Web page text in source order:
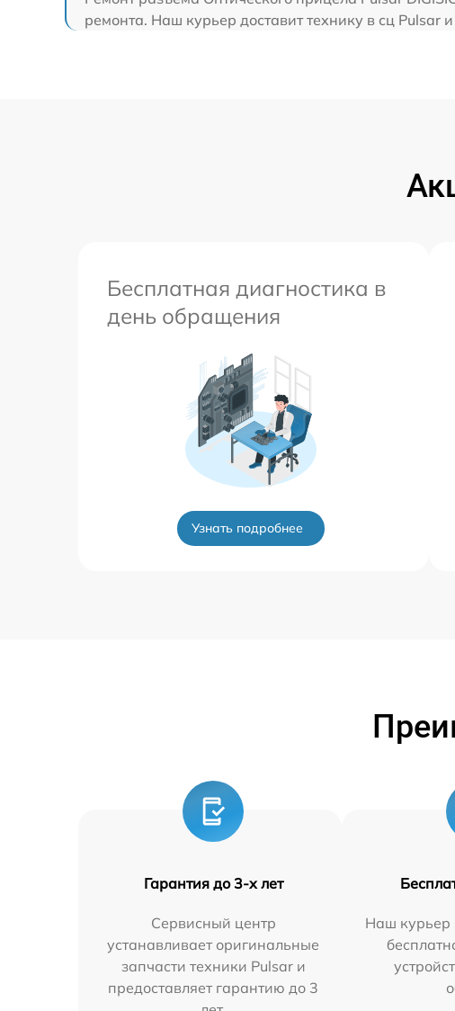
ремонта. Наш курьер доставит технику в сц Pulsar
Бесплатная диагностика в
день обращения
Узнать подробнее
Гарантия до 3-х лет
Сервисный центр
устанавливает оригинальные
запчасти техники Pulsar и
предоставляет гарантию до 3
Наш курьер